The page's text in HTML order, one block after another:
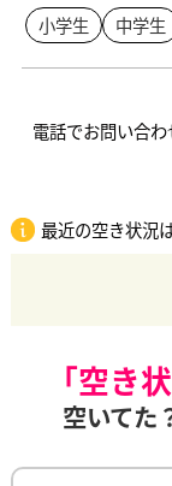
小学生 中学生
電話でお問い合わ
最近の空き状況
「空き
空いてた